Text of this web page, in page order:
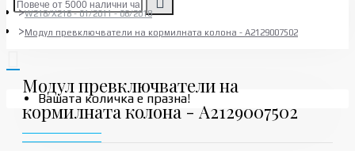
Вашата количка е празна!
W218/X218 - 01/2011 - 06/2018
Модул превключватели на кормилната колона - A2129007502
Модул превключватели на
кормилната колона - A2129007502